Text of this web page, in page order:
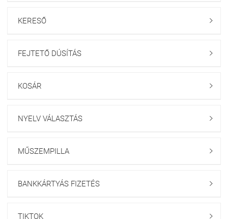
KERESŐ 
FEJTETŐ DÚSÍTÁS 
KOSÁR 
NYELV VÁLASZTÁS 
MŰSZEMPILLA 
BANKKÁRTYÁS FIZETÉS 
TIKTOK 